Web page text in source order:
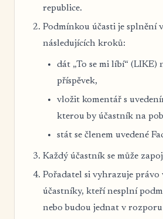
republice.
Podmínkou účasti je splnění
následujících kroků:
dát „To se mi líbí“ (LIKE)
příspěvek,
vložit komentář s
kterou by účastník na
stát se členem uvedené
Každý účastník se může
Pořadatel si vyhrazuje právo
účastníky, kteří nesplní
nebo budou jednat v